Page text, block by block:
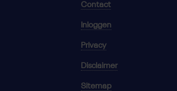
Contact
Inloggen
Privacy
Disclaimer
Sitemap